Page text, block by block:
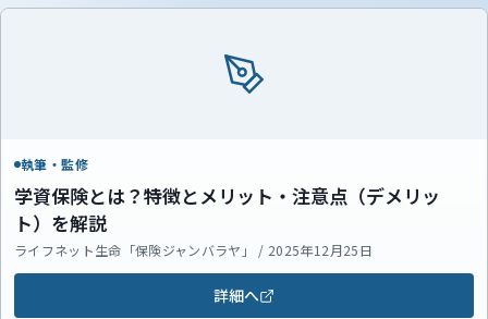
執筆・監修
学資保険とは？特徴とメリット・注意点（デメリッ
ト）を解説
ライフネット生命「保険ジャンバラヤ」 / 2025年12月25日
詳細へ